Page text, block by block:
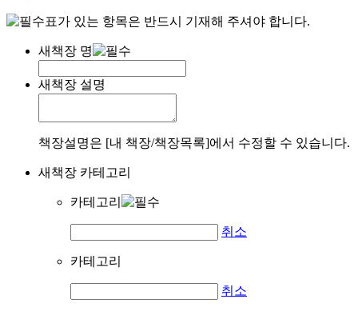
표가 있는 항목은 반드시 기재해 주셔야 합니다.
새책장 명
새책장 설명
책장설명은 [내 책장/책장목록]에서 수정할 수 있습니다.
새책장 카테고리
카테고리
취소
카테고리
취소